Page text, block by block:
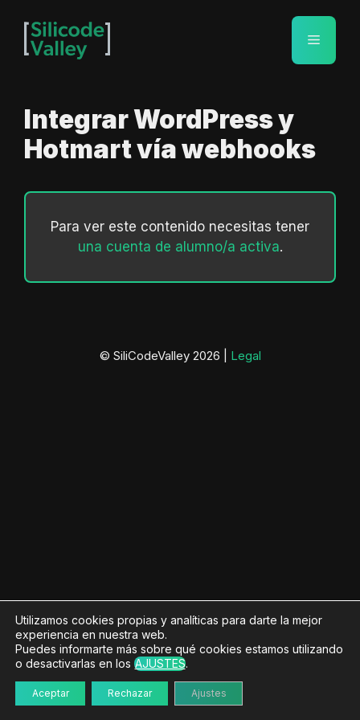
contenido
Menú
Integrar WordPress y
Hotmart vía webhooks
Para ver este contenido necesitas tener
una cuenta de alumno/a activa.
© SiliCodeValley 2026 | Legal
Utilizamos cookies propias y analíticas para darte la mejor
experiencia en nuestra web.
Puedes informarte más sobre qué cookies estamos utilizando
o desactivarlas en los AJUSTES.
Aceptar Rechazar Ajustes